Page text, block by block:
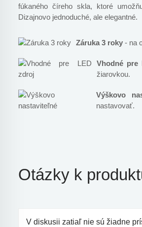
fúkaného číreho skla, ktoré
Dizajnovo jednoduché, ale elegantné.
Záruka 3 roky - na
Vhodné pre
žiarovkou.
Výškovo
nastavovať.
Otázky k
V diskusii zatiaľ nie sú žiadne